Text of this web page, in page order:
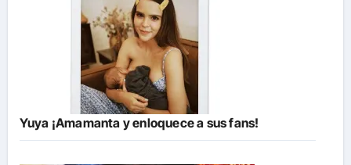
Yuya ¡Amamanta y enloquece a sus fans!